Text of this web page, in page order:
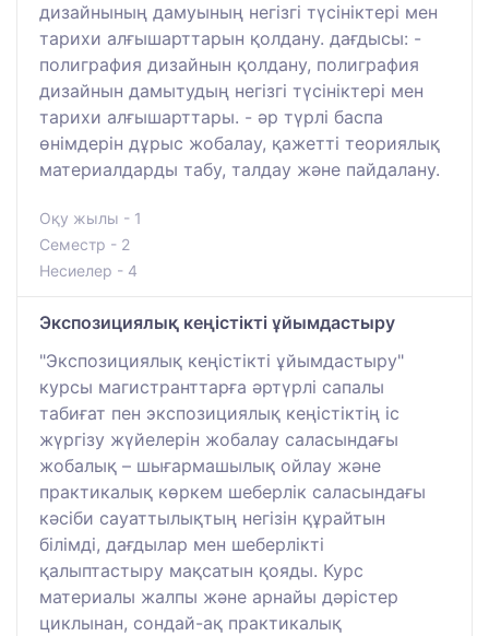
дизайнының дамуының негізгі түсініктері мен
тарихи алғышарттарын қолдану. дағдысы: -
полиграфия дизайнын қолдану, полиграфия
дизайнын дамытудың негізгі түсініктері мен
тарихи алғышарттары. - әр түрлі баспа
өнімдерін дұрыс жобалау, қажетті теориялық
материалдарды табу, талдау және пайдалану.
Оқу жылы - 1
Семестр - 2
Несиелер - 4
Экспозициялық кеңістікті ұйымдастыру
"Экспозициялық кеңістікті ұйымдастыру"
курсы магистранттарға әртүрлі сапалы
табиғат пен экспозициялық кеңістіктің іс
жүргізу жүйелерін жобалау саласындағы
жобалық – шығармашылық ойлау және
практикалық көркем шеберлік саласындағы
кәсіби сауаттылықтың негізін құрайтын
білімді, дағдылар мен шеберлікті
қалыптастыру мақсатын қояды. Курс
материалы жалпы және арнайы дәрістер
циклынан, сондай-ақ практикалық